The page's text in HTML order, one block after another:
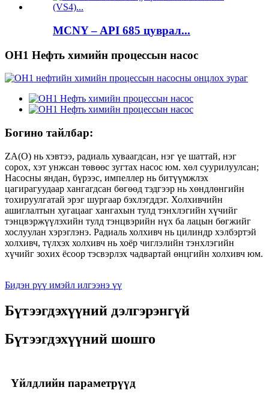
MCNY – API 685 цуврал...
OH1 Нефть химийн процессын насос
Богино тайлбар:
ZA(O) нь хэвтээ, радиаль хуваагдсан, нэг үе шаттай, нэг
сорох, хэт унжсан төвөөс зугтах насос юм. хөл суурилуулсан;
Насосны яндан, бүрээс, импеллер нь битүүмжлэх
цагирагуудаар хангагдсан бөгөөд тэдгээр нь хөндлөнгийн
тохируулгатай эрэг шургаар бэхлэгддэг. Холхивчийн
ашиглалтын хугацааг хангахын тулд тэнхлэгийн хүчийг
тэнцвэржүүлэхийн тулд тэнцвэрийн нүх ба лацын бөгжийг
хослуулан хэрэглэнэ. Радиаль холхивч нь цилиндр хэлбэртэй
холхивч, түлхэх холхивч нь хоёр чиглэлийн тэнхлэгийн
хүчийг зохих ёсоор тэсвэрлэх чадвартай өнцгийн холхивч юм.
Бидэн рүү имэйл илгээнэ үү
Бүтээгдэхүүний дэлгэрэнгүй
Бүтээгдэхүүний шошго
Үйлдлийн параметрүүд